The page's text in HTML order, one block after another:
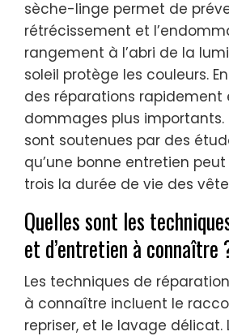
sèche-linge permet de
rétrécissement et
rangement à l’abri de la
soleil protège les couleurs.
des réparations rapidement
dommages plus importants.
sont soutenues par des
qu’une bonne entretien
trois la durée de vie des
Quelles sont les
et d’entretien à connaître
Les techniques de
à connaître incluent le
repriser, et le lavage délicat.